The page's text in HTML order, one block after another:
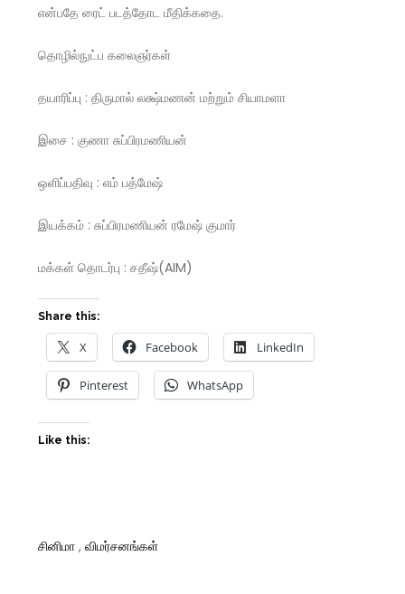
என்பதே ரைட் படத்தோட மீதிக்கதை.
தொழில்நுட்ப கலைஞர்கள்
தயாரிப்பு : திருமால் லக்ஷ்மணன் மற்றும் சியாமளா
இசை : குணா சுப்பிரமணியன்
ஒளிப்பதிவு : எம் பத்மேஷ்
இயக்கம் : சுப்பிரமணியன் ரமேஷ் குமார்
மக்கள் தொடர்பு : சதீஷ்(AIM)
Share this:
X Facebook LinkedIn
Pinterest WhatsApp
Like this:
சினிமா ,விமர்சனங்கள்